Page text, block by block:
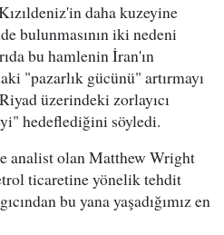
daha kuzeyine
bulunmasının iki nedeni
bu hamlenin İran'ın
"pazarlık gücünü" artırmayı
üzerindeki zorlayıcı
hedeflediğini söyledi.
analist olan Matthew Wright
ticaretine yönelik tehdit
bu yana yaşadığımız en